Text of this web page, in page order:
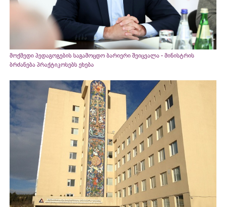
მოქმედი პედაგოგების საგამოცდო ბარიერი შეიცვალა - მინისტრის
ბრძანება პრაქტიკოსებს ეხება